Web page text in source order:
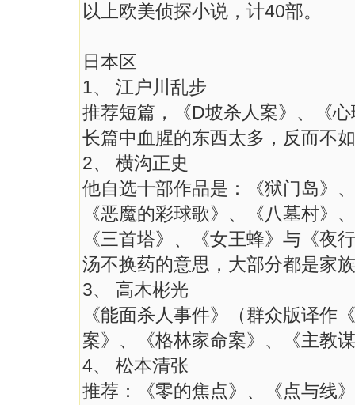
以上欧美侦探小说，计40部。
日本区
1、 江户川乱步
推荐短篇，《D坡杀人案》、《
长篇中血腥的东西太多，反而不
2、 横沟正史
他自选十部作品是：《狱门岛》
《恶魔的彩球歌》、《八墓村》
《三首塔》、《女王蜂》与《夜
汤不换药的意思，大部分都是家
3、 高木彬光
《能面杀人事件》（群众版译作
案》、《格林家命案》、《主教
4、 松本清张
推荐：《零的焦点》、《点与线